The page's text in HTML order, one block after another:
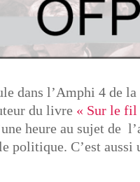
dans l’Amphi 4 de
du livre « Sur le fil
heure au sujet de
politique. C’est